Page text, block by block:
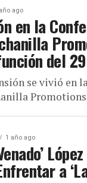
ago
en la
del
se vivió en
Promotions
1 año ago
a